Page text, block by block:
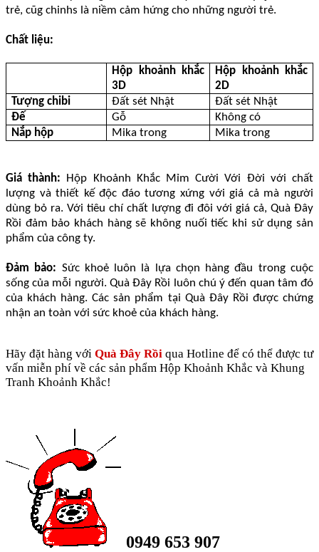
trẻ, cũg chinhs là niềm cảm hứng cho những người trẻ.
Chất liệu:
Hộp khoảnh khắc
3D
Hộp khoảnh khắc
2D
Tượng chibi
Đất sét Nhật
Đất sét Nhật
Đế
Gỗ
Không có
Nắp hộp
Mika trong Mika trong
Giá thành: Hộp Khoảnh Khắc Mỉm Cười Với Đời với chất
lượng và thiết kế độc đáo tương xứng với giá cả mà người
dùng bỏ ra. Với tiêu chí chất lượng đi đôi với giá cả, Quà Đây
Rồi đảm bảo khách hàng sẽ không nuối tiếc khi sử dụng sản
phẩm của công ty.
Đảm bảo: Sức khoẻ luôn là lựa chọn hàng đầu trong cuộc
sống của mỗi người. Quà Đây Rồi luôn chú ý đến quan tâm đó
của khách hàng. Các sản phẩm tại Quà Đây Rồi được chứng
nhận an toàn với sức khoẻ của khách hàng.
Hãy đặt hàng với Quà Đây Rồi qua Hotline để có thể được tư
vấn miễn phí về các sản phẩm Hộp Khoảnh Khắc và Khung
Tranh Khoảnh Khắc!
0949 653 907